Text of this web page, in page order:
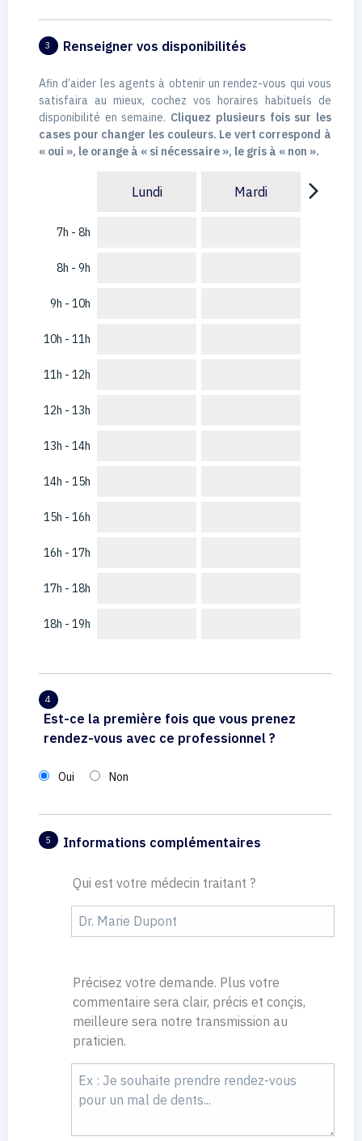
3 Renseigner vos disponibilités
Afin d’aider les agents à obtenir un rendez-vous qui vous
satisfaira au mieux, cochez vos horaires habituels de
disponibilité en semaine. Cliquez plusieurs fois sur les
cases pour changer les couleurs. Le vert correspond à
« oui », le orange à « si nécessaire », le gris à « non ».
7h - 8h
8h - 9h
9h - 10h
10h - 11h
11h - 12h
12h - 13h
13h - 14h
14h - 15h
15h - 16h
16h - 17h
17h - 18h
18h - 19h
Lundi Mardi arrow_forward_ios
4
Est-ce la première fois que vous prenez
rendez-vous avec ce professionnel ?
Oui Non
5 Informations complémentaires
Qui est votre médecin traitant ?
Précisez votre demande. Plus votre
commentaire sera clair, précis et conçis,
meilleure sera notre transmission au
praticien.